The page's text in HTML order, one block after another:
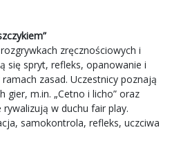
zręcznościowych i
się spryt, refleks, opanowanie i
zasad. Uczestnicy poznają
gier, m.in. „Cetno i licho” oraz
rywalizują w duchu fair play.
samokontrola, refleks, uczciwa